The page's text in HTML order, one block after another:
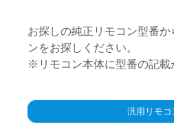
お探しの純正リモコン型番
ンをお探しください。
※リモコン本体に型番の記載
汎用リモコ